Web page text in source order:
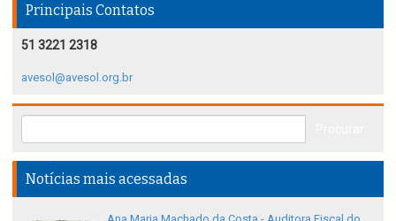
Principais Contatos
51 3221 2318
avesol@avesol.org.br
Notícias mais acessadas